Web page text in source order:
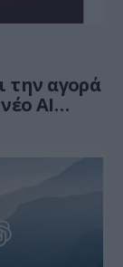
την αγορά
AI
σε